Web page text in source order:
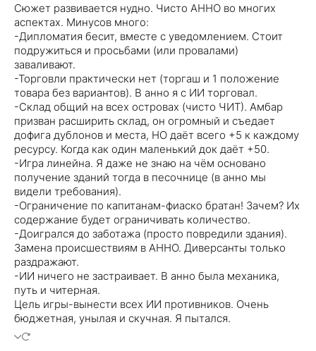
Сюжет развивается нудно. Чисто АННО во многих
аспектах. Минусов много:
-Дипломатия бесит, вместе с уведомлением. Стоит
подружиться и просьбами (или провалами)
заваливают.
-Торговли практически нет (торгаш и 1 положение
товара без вариантов). В анно я с ИИ торговал.
-Склад общий на всех островах (чисто ЧИТ). Амбар
призван расширить склад, он огромный и съедает
дофига дублонов и места, НО даёт всего +5 к каждому
ресурсу. Когда как один маленький док даёт +50.
-Игра линейна. Я даже не знаю на чём основано
получение зданий тогда в песочнице (в анно мы
видели требования).
-Ограничение по капитанам-фиаско братан! Зачем? Их
содержание будет ограничивать количество.
-Доигрался до заботажа (просто повредили здания).
Замена происшествиям в АННО. Диверсанты только
раздражают.
-ИИ ничего не застраивает. В анно была механика,
путь и читерная.
Цель игры-вынести всех ИИ противников. Очень
бюджетная, унылая и скучная. Я пытался.